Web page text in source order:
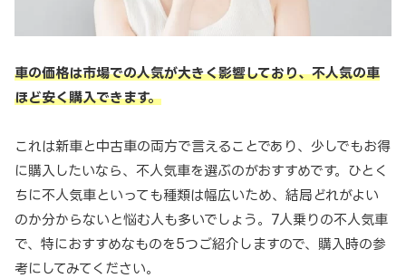
車の価格は市場での人気が大きく影響しており、不人気の車
ほど安く購入できます。
これは新車と中古車の両方で言えることであり、少しでもお得
に購入したいなら、不人気車を選ぶのがおすすめです。ひとく
ちに不人気車といっても種類は幅広いため、結局どれがよい
のか分からないと悩む人も多いでしょう。7人乗りの不人気車
で、特におすすめなものを5つご紹介しますので、購入時の参
考にしてみてください。